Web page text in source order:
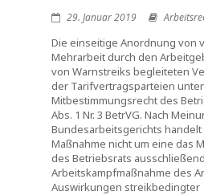
29. Januar 2019
Die einseitige Anordnung von
Mehrarbeit durch den
von Warnstreiks begleiteten
der Tarifvertragsparteien
Mitbestimmungsrecht des
Abs. 1 Nr. 3 BetrVG. Nach
Bundesarbeitsgerichts
Maßnahme nicht um eine das
des Betriebsrats
Arbeitskampfmaßnahme des
Auswirkungen streikbedingter